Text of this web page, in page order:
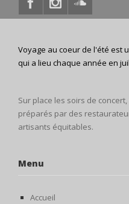
Voyage au coeur de l'été est
qui a lieu chaque année en
Sur place les soirs de
préparés par des
artisants équitables.
Menu
Accueil